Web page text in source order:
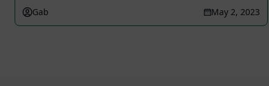
Gab May 2, 2023